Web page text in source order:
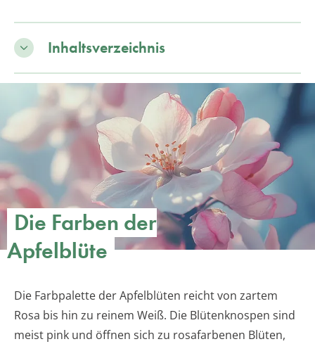
Inhaltsverzeichnis
Die Farben der
Apfelblüte
Die Farbpalette der Apfelblüten reicht von zartem
Rosa bis hin zu reinem Weiß. Die Blütenknospen sind
meist pink und öffnen sich zu rosafarbenen Blüten,